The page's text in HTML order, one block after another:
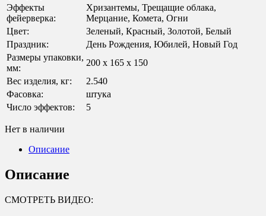
Эффекты
фейерверка:
Хризантемы, Трещащие облака,
Мерцание, Комета, Огни
Цвет:
Зеленый, Красный, Золотой, Белый
Праздник:
День Рождения, Юбилей, Новый Год
Размеры упаковки,
мм:
200 х 165 х 150
Вес изделия, кг:
2.540
Фасовка:
штука
Число эффектов:
5
Нет в наличии
Описание
Описание
СМОТРЕТЬ ВИДЕО: